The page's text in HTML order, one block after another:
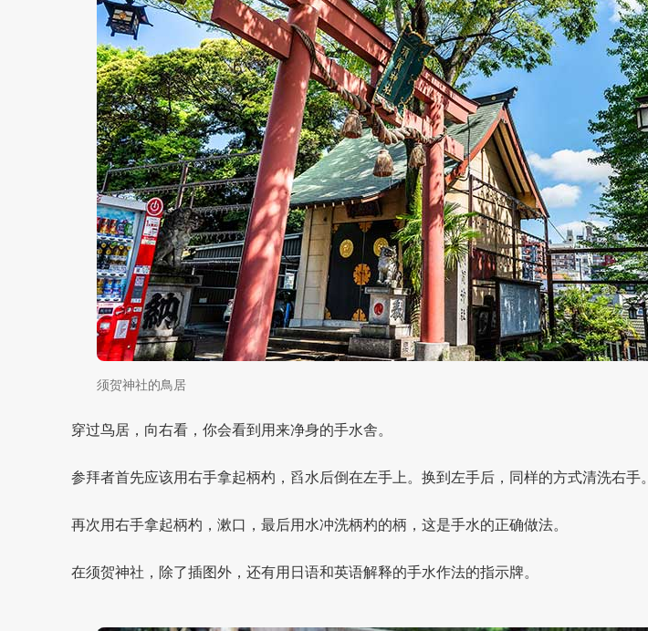
须贺神社的鳥居
穿过鸟居，向右看，你会看到用来净身的手水舎。
参拜者首先应该用右手拿起柄杓，舀水后倒在左手上。换到左手后，同样的方式清洗右手。
再次用右手拿起柄杓，漱口，最后用水冲洗柄杓的柄，这是手水的正确做法。
在须贺神社，除了插图外，还有用日语和英语解释的手水作法的指示牌。